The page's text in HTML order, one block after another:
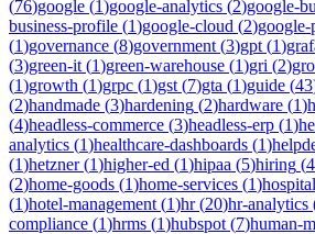
(76)google (1)google-analytics (2)google-
business-profile (1)google-cloud (2)google-
(1)governance (8)government (3)gpt (1)
(3)green-it (1)green-warehouse (1)gri (2)
(1)growth (1)grpc (1)gst (7)gta (1)guide (43
(2)handmade (3)hardening (2)hardware (1)
(4)headless-commerce (3)headless-erp (1)
analytics (1)healthcare-dashboards (1)
(1)hetzner(1)higher-ed (1)hipaa (5)hiring (4
(2)home-goods (1)home-services (1)
(1)hotel-management (1)hr(20)hr-analytics
compliance (1)hrms (1)hubspot (7)human-